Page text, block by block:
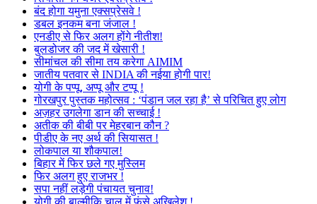
बंद होगा यमुना एक्सप्रेसवे !
डबल इनकम बना जंजाल !
एनडीए से फिर अलग होंगे नीतीश!
बुलडोजर की जद में खेसारी !
सीमांचल की सीमा तय करेगा AIMIM
जातीय पतवार से INDIA की नईया होगी पार!
योगी के पप्पू, अप्पू और टप्पू !
गोरखपुर पुस्तक महोत्सव : ‘पंडान जल रहा है’ से परिचित हुए लोग
अज़हर उगलेगा डान की सच्चाई !
अतीक की बीबी पर मेहरबान कौन ?
पीडीए के नए अर्थ की सियासत !
लोकपाल या शौकपाल!
बिहार में फिर छले गए मुस्लिम
फिर अलग हुए राजभर !
सपा नहीं लड़ेगी पंचायत चुनाव!
योगी की बाल्मीकि चाल में फंसे अखिलेश !